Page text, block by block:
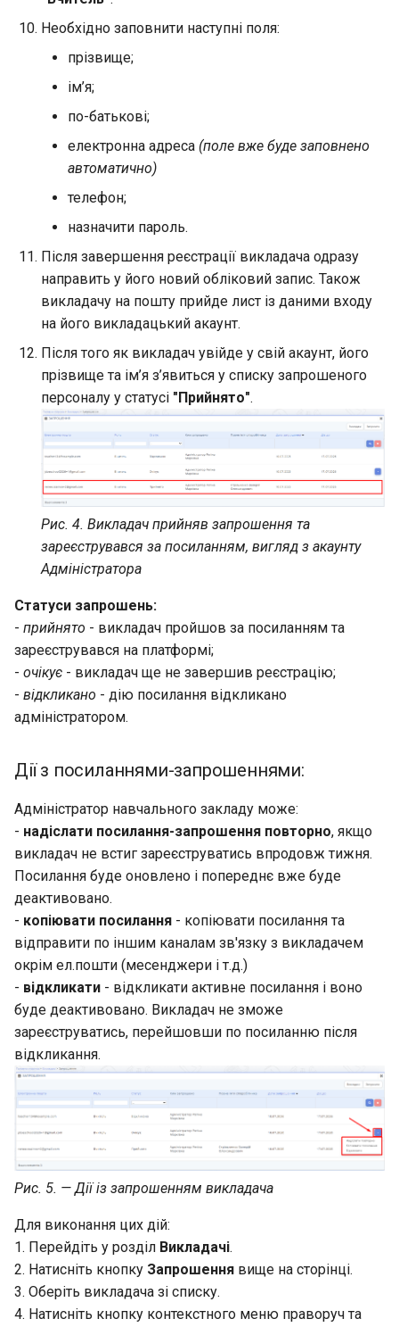
Необхідно заповнити наступні поля:
прізвище;
ім’я;
по-батькові;
електронна адреса (поле вже буде заповнено
автоматично)
телефон;
назначити пароль.
Після завершення реєстрації викладача одразу
направить у його новий обліковий запис. Також
викладачу на пошту прийде лист із даними входу
на його викладацький акаунт.
Після того як викладач увійде у свій акаунт, його
прізвище та ім’я з’явиться у списку запрошеного
персоналу у статусі "Прийнято".
Рис. 4. Викладач прийняв запрошення та
зареєструвався за посиланням, вигляд з акаунту
Адміністратора
Статуси запрошень:
- прийнято - викладач пройшов за посиланням та
зареєструвався на платформі;
- очікує - викладач ще не завершив реєстрацію;
- відкликано - дію посилання відкликано
адміністратором.
Дії з посиланнями-запрошеннями:
Адміністратор навчального закладу може:
- надіслати посилання-запрошення повторно, якщо
викладач не встиг зареєструватись впродовж тижня.
Посилання буде оновлено і попереднє вже буде
деактивовано.
- копіювати посилання - копіювати посилання та
відправити по іншим каналам зв'язку з викладачем
окрім ел.пошти (месенджери і т.д.)
- відкликати - відкликати активне посилання і воно
буде деактивовано. Викладач не зможе
зареєструватись, перейшовши по посиланню після
відкликання.
Рис. 5. — Дії із запрошенням викладача
Для виконання цих дій:
1. Перейдіть у розділ Викладачі.
2. Натисніть кнопку Запрошення вище на сторінці.
3. Оберіть викладача зі списку.
4. Натисніть кнопку контекстного меню праворуч та